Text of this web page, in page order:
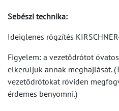
Sebészi technika:
Ideiglenes rögzítés
Figyelem: a vezetődrótot
elkerüljük annak meghajlását.
vezetődrótokat röviden
érdemes benyomni.)